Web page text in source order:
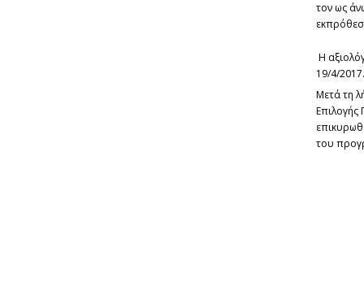
τον ως
Η
19/4/2017.
Μετά τη
Επιλογής
του